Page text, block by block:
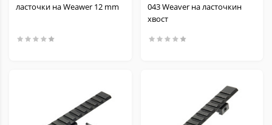
ласточки на Weawer 12 mm
043 Weaver на ласточкин
хвост